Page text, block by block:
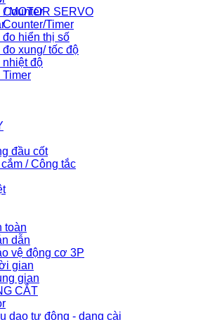
MOTOR SERVO
Timer
hiển thị số
xung/ tốc độ
độ
đầu cốt
/ Công tắc
toàn
dẫn
vệ động cơ 3P
gian
gian
CẮT
dao tự động - dạng cài